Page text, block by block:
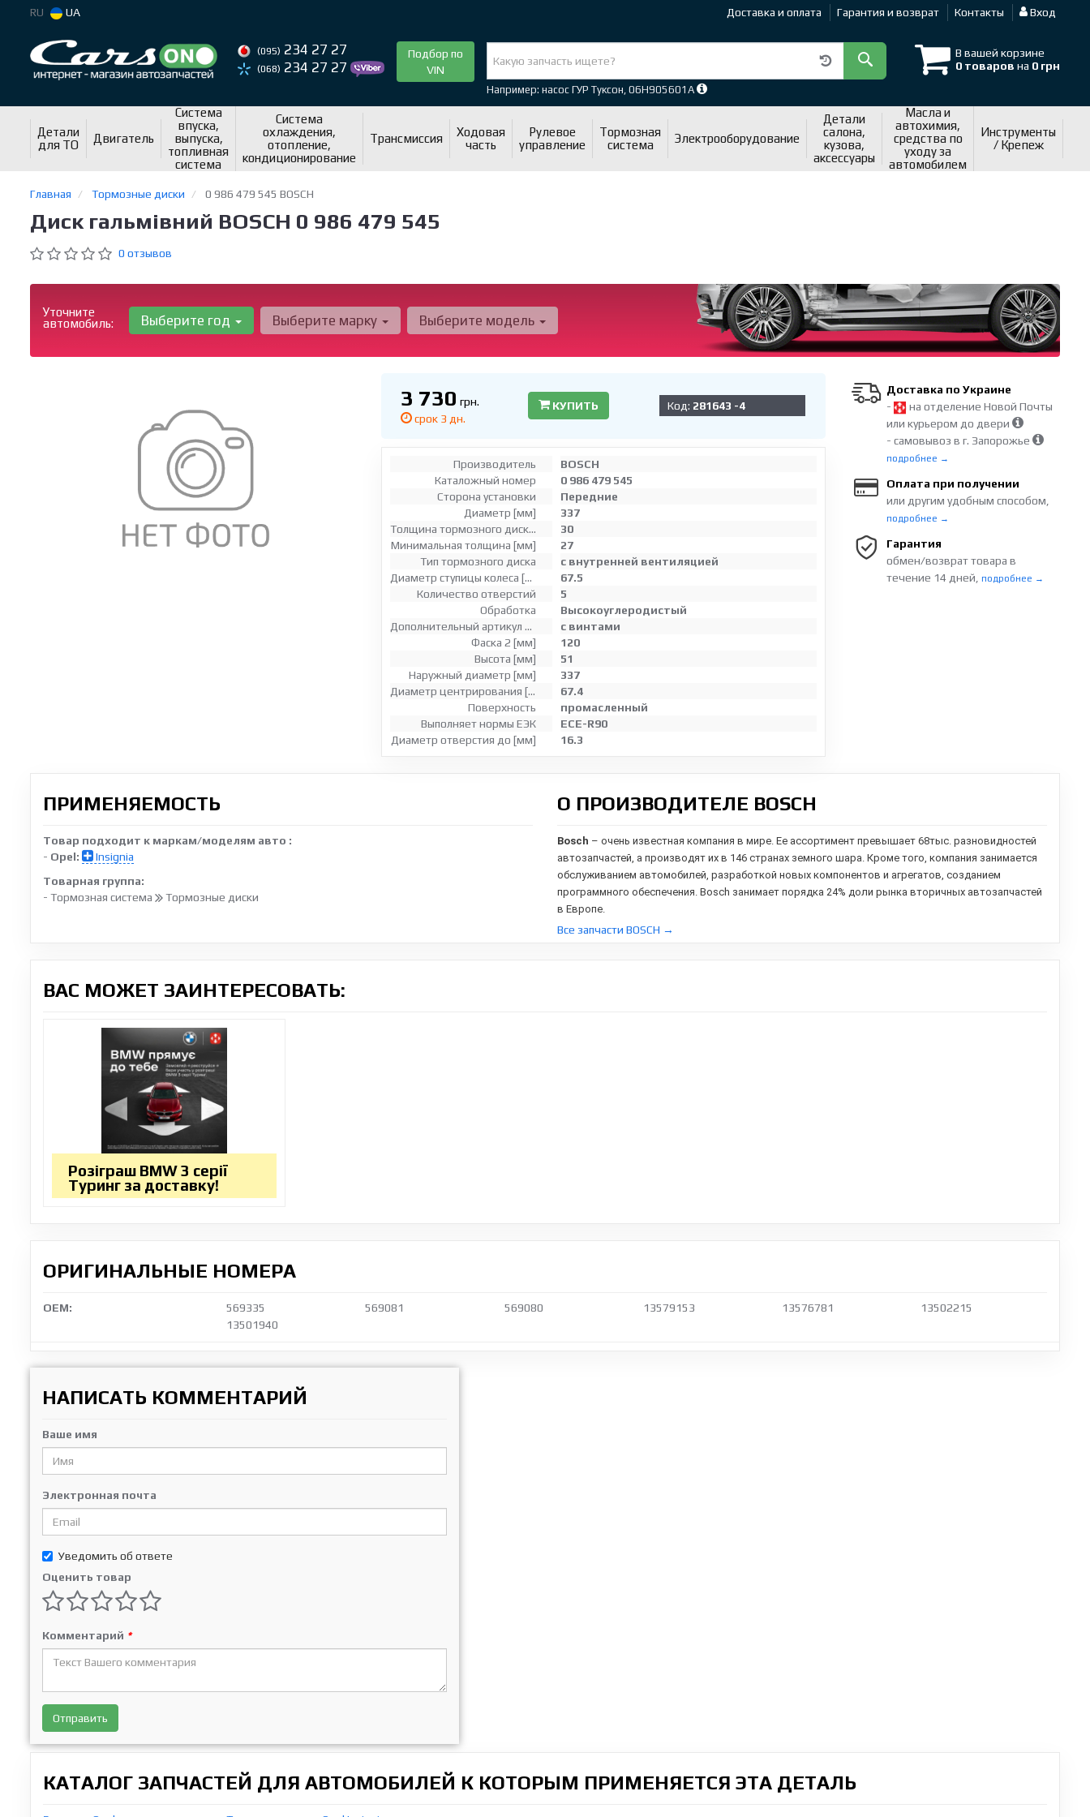
RU UA Доставка и оплата Гарантия и возврат Контакты Вход
(095) 234 27 27
(068) 234 27 27
Подбор по
VIN
В вашей корзине
0 товаров на 0 грн
Например: насос ГУР Туксон, 06H905601A
Детали
для ТО
Двигатель
Система
впуска,
выпуска,
топливная
система
Система
охлаждения,
отопление,
кондиционирование
Трансмиссия
Ходовая
часть
Рулевое
управление
Тормозная
система
Электрооборудование
Детали
салона,
кузова,
аксессуары
Масла и
автохимия,
средства по
уходу за
автомобилем
Инструменты
/ Крепеж
Главная Тормозные диски 0 986 479 545 BOSCH
Диск гальмівний BOSCH 0 986 479 545
0 отзывов
Уточните
автомобиль:
Выберите год Выберите марку Выберите модель
3 730 грн.
срок 3 дн.
КУПИТЬ Код: 281643 -4
Производитель
BOSCH
Каталожный номер
0 986 479 545
Сторона установки
Передние
Диаметр [мм]
337
Толщина тормозного диска (мм)
30
Минимальная толщина [мм]
27
Тип тормозного диска
с внутренней вентиляцией
Диаметр ступицы колеса [мм]
67.5
Количество отверстий
5
Обработка
Высокоуглеродистый
Дополнительный артикул / дополнительная информация 2
с винтами
Фаска 2 [мм]
120
Высота [мм]
51
Наружный диаметр [мм]
337
Диаметр центрирования [мм]
67.4
Поверхность
промасленный
Выполняет нормы ЕЭК
ECE-R90
Диаметр отверстия до [мм]
16.3
Доставка по Украине
-
на отделение Новой Почты
или курьером до двери
- самовывоз в г. Запорожье
подробнее →
Оплата при получении
или другим удобным способом,
подробнее →
Гарантия
обмен/возврат товара в
течение 14 дней,
подробнее →
ПРИМЕНЯЕМОСТЬ
Товар подходит к маркам/моделям авто :
- Opel:
Insignia
Товарная группа:
- Тормозная система
Тормозные диски
О ПРОИЗВОДИТЕЛЕ BOSCH
Bosch – очень известная компания в мире. Ее ассортимент превышает 68тыс. разновидностей
автозапчастей, а производят их в 146 странах земного шара. Кроме того, компания занимается
обслуживанием автомобилей, разработкой новых компонентов и агрегатов, созданием
программного обеспечения. Bosch занимает порядка 24% доли рынка вторичных автозапчастей
в Европе.
Все запчасти BOSCH →
ВАС МОЖЕТ ЗАИНТЕРЕСОВАТЬ:
Розіграш BMW 3 серії
Туринг за доставку!
ОРИГИНАЛЬНЫЕ НОМЕРА
OEM: 569335 569081 569080 13579153 13576781
13502215
13501940
НАПИСАТЬ КОММЕНТАРИЙ
Ваше имя
Электронная почта
Уведомить об ответе
Оценить товар
Комментарий *
Отправить
КАТАЛОГ ЗАПЧАСТЕЙ ДЛЯ АВТОМОБИЛЕЙ К КОТОРЫМ ПРИМЕНЯЕТСЯ ЭТА ДЕТАЛЬ